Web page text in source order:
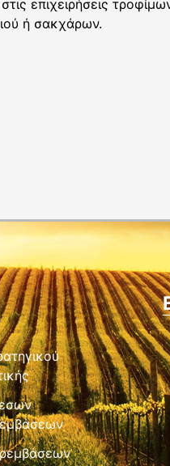
επιχειρήσεις
ή σακχάρων.